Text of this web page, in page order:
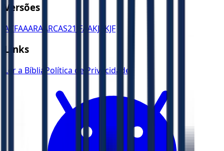
Versões
ACFAAARA ARCAS21 JFAAKJA KJF
Links
Ler a Bíblia Política de Privacidade